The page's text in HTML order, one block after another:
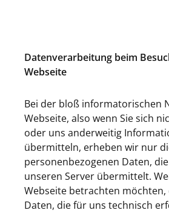
Datenverarbeitung beim
Webseite
Bei der bloß informatorischen
Webseite, also wenn Sie sich
oder uns anderweitig
übermitteln, erheben wir nur
personenbezogenen Daten,
unseren Server übermittelt.
Webseite betrachten
Daten, die für uns technisch